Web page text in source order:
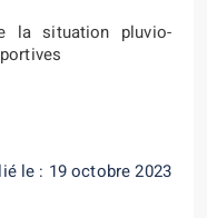
la situation pluvio-
le : 19 octobre 2023